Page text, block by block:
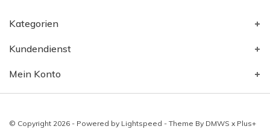
Kategorien
Kundendienst
Mein Konto
© Copyright 2026 - Powered by Lightspeed - Theme By DMWS x Plus+